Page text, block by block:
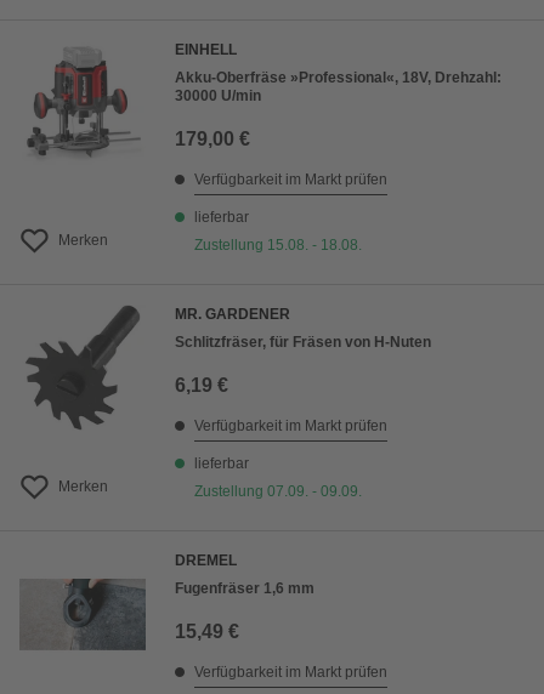
Merken
EINHELL
Akku-Oberfräse »Professional«, 18V, Drehzahl:
30000 U/min
179,00 €
Verfügbarkeit im Markt prüfen
lieferbar
Zustellung 15.08. - 18.08.
Merken
MR. GARDENER
Schlitzfräser, für Fräsen von H-Nuten
6,19 €
Verfügbarkeit im Markt prüfen
lieferbar
Zustellung 07.09. - 09.09.
DREMEL
Fugenfräser 1,6 mm
15,49 €
Verfügbarkeit im Markt prüfen